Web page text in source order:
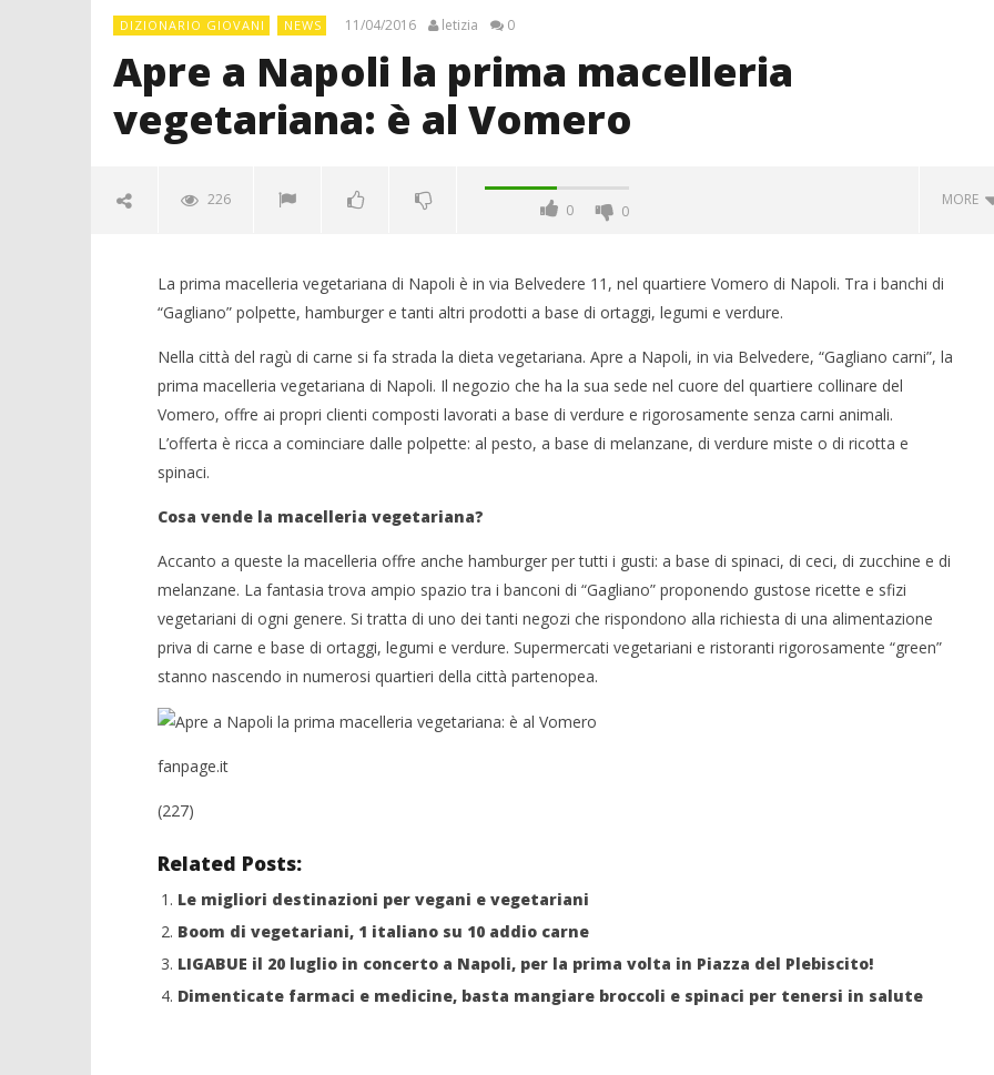
DIZIONARIO GIOVANI NEWS 11/04/2016 letizia 0
Apre a Napoli la prima macelleria
vegetariana: è al Vomero
226
0 0
MORE
NOW VIEWING
Apre a Napoli la prima macelleria
letizia
La prima macelleria vegetariana di Napoli è in via Belvedere 11, nel quartiere Vomero di Napoli. Tra i banchi di
“Gagliano” polpette, hamburger e tanti altri prodotti a base di ortaggi, legumi e verdure.
Nella città del ragù di carne si fa strada la dieta vegetariana. Apre a Napoli, in via Belvedere, “Gagliano carni”, la
prima macelleria vegetariana di Napoli. Il negozio che ha la sua sede nel cuore del quartiere collinare del
Vomero, offre ai propri clienti composti lavorati a base di verdure e rigorosamente senza carni animali.
L’offerta è ricca a cominciare dalle polpette: al pesto, a base di melanzane, di verdure miste o di ricotta e
spinaci.
Cosa vende la macelleria vegetariana?
Accanto a queste la macelleria offre anche hamburger per tutti i gusti: a base di spinaci, di ceci, di zucchine e di
melanzane. La fantasia trova ampio spazio tra i banconi di “Gagliano” proponendo gustose ricette e sfizi
vegetariani di ogni genere. Si tratta di uno dei tanti negozi che rispondono alla richiesta di una alimentazione
priva di carne e base di ortaggi, legumi e verdure. Supermercati vegetariani e ristoranti rigorosamente “green”
stanno nascendo in numerosi quartieri della città partenopea.
fanpage.it
(227)
Related Posts:
Le migliori destinazioni per vegani e vegetariani
Boom di vegetariani, 1 italiano su 10 addio carne
LIGABUE il 20 luglio in concerto a Napoli, per la prima volta in Piazza del Plebiscito!
Dimenticate farmaci e medicine, basta mangiare broccoli e spinaci per tenersi in salute